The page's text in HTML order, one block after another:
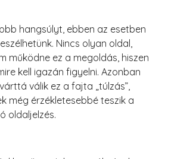
hangsúlyt, ebben az esetben
Nincs olyan oldal,
működne ez a megoldás, hiszen
kell igazán figyelni. Azonban
válik ez a fajta „túlzás”,
még érzékletesebbé teszik a
oldaljelzés.